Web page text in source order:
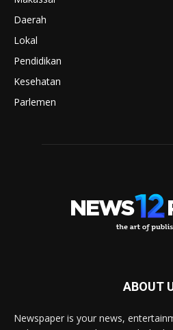
Daerah
Lokal
Pendidikan
Kesehatan
Parlemen
ABOUT
Newspaper is your news,